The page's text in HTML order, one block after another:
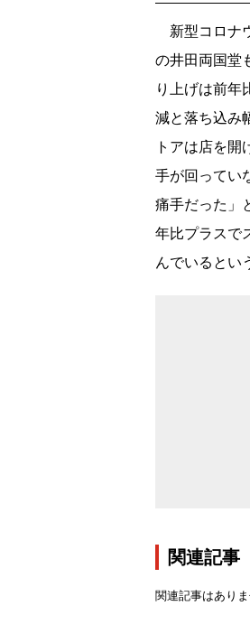
新型コロナ
の井田両国堂
り上げは前年
減と落ち込み
トアは店を
手が回ってい
痛手だった」
年比プラスで
んでいるとい
関連記事
関連記事はありま